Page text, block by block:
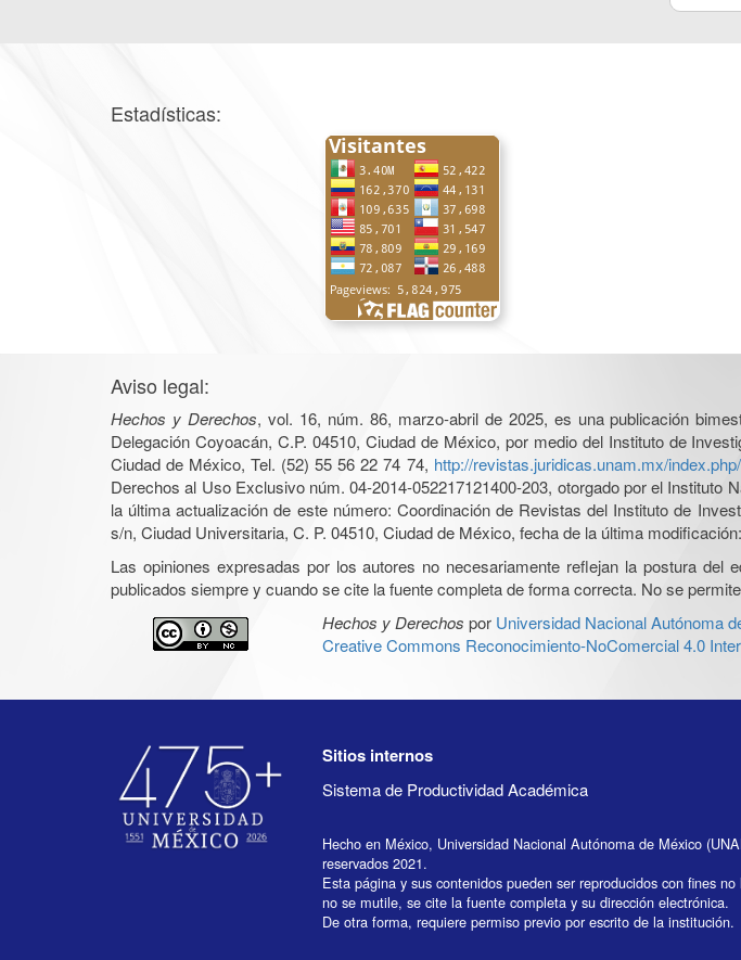
Estadísticas:
Aviso legal:
Hechos y Derechos, vol. 16, núm. 86, marzo-abril de 2025, es una publicación
Delegación Coyoacán, C.P. 04510, Ciudad de México, por medio del Instituto de
Ciudad de México, Tel. (52) 55 56 22 74 74, http://revistas.juridicas.unam.mx/
Derechos al Uso Exclusivo núm. 04-2014-052217121400-203, otorgado por el
la última actualización de este número: Coordinación de Revistas del Instituto de
s/n, Ciudad Universitaria, C. P. 04510, Ciudad de México, fecha de la última
Las opiniones expresadas por los autores no necesariamente reflejan la postura
publicados siempre y cuando se cite la fuente completa de forma correcta. No se
Hechos y Derechos por Universidad Nacional Autónoma
Creative Commons Reconocimiento-NoComercial 4.0
Sitios internos
Sistema de Productividad Académica
Hecho en México, Universidad Nacional Autónoma de México
reservados 2021.
Esta página y sus contenidos pueden ser reproducidos con fines
no se mutile, se cite la fuente completa y su dirección electrónica.
De otra forma, requiere permiso previo por escrito de la institución.